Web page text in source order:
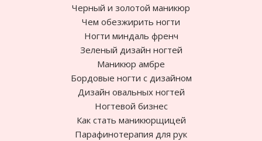
Черный и золотой маникюр
Чем обезжирить ногти
Ногти миндаль френч
Зеленый дизайн ногтей
Маникюр амбре
Бордовые ногти с дизайном
Дизайн овальных ногтей
Ногтевой бизнес
Как стать маникюрщицей
Парафинотерапия для рук